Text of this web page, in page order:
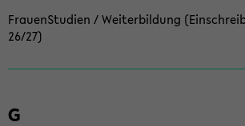
FrauenStudien / Weiterbildung
26/27)
G